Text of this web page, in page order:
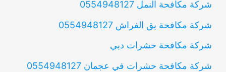
شركة مكافحة النمل 0554948127
شركة مكافحة بق الفراش 0554948127
شركة مكافحة حشرات دبي
شركة مكافحة حشرات في عجمان 0554948127